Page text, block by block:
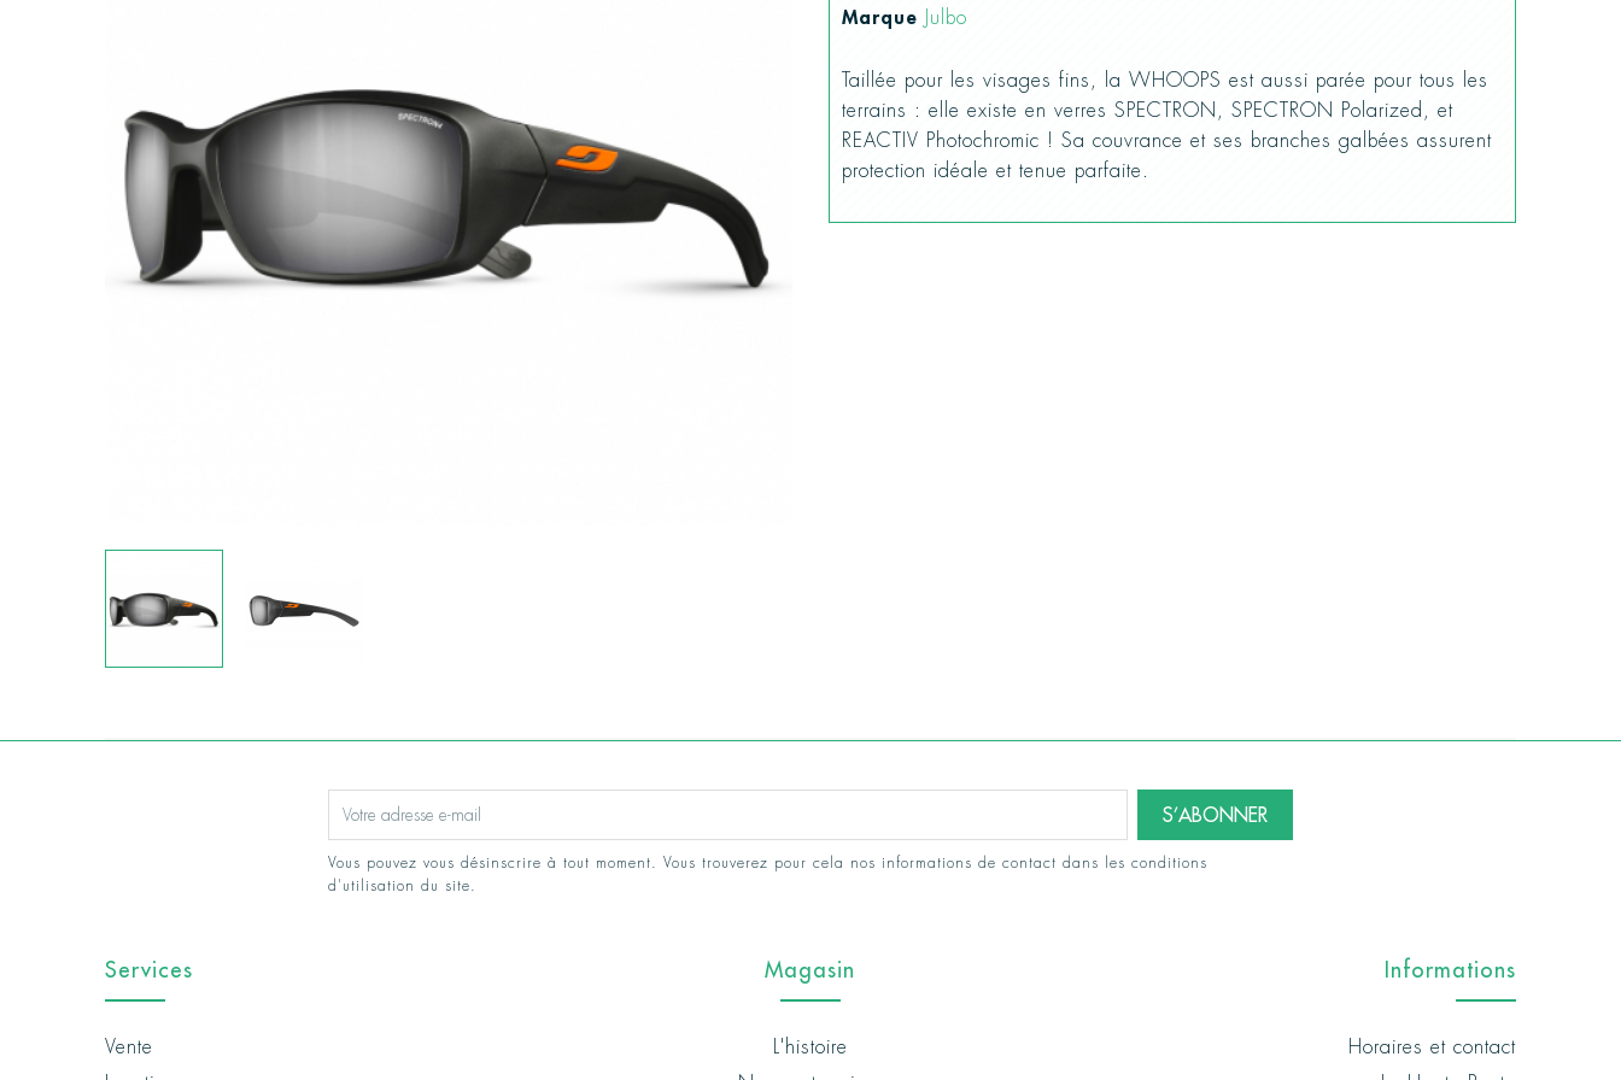
Marque Julbo
Taillée pour les visages fins, la WHOOPS est aussi parée pour tous les
terrains : elle existe en verres SPECTRON, SPECTRON Polarized, et
REACTIV Photochromic ! Sa couvrance et ses branches galbées assurent
protection idéale et tenue parfaite.
Vous pouvez vous désinscrire à tout moment. Vous trouverez pour cela nos informations de contact dans les conditions
d'utilisation du site.
Services
Vente
Magasin
L'histoire
Informations
Horaires et contact